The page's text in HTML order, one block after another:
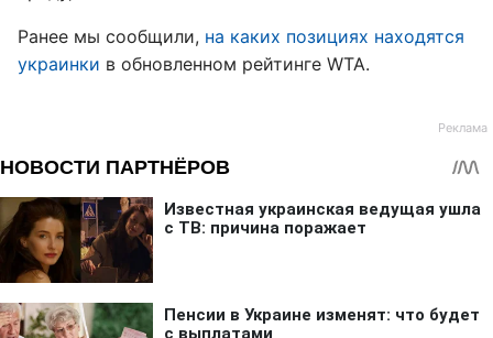
Ранее мы сообщили, на каких позициях находятся
украинки в обновленном рейтинге WTA.